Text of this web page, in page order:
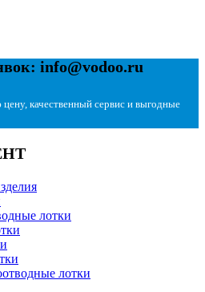
info@vodoo.ru
качественный сервис и выгодные
лотки
лотки